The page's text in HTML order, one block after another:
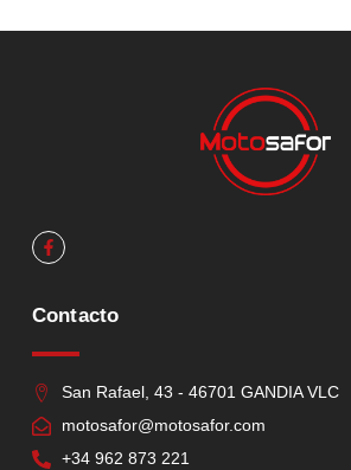
Contacto
San Rafael, 43 - 46701 GANDIA VLC
motosafor@motosafor.com
+34 962 873 221